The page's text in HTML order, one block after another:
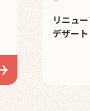
リニュ
デザー